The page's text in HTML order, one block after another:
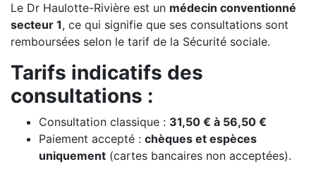
Le Dr Haulotte-Rivière est un médecin conventionné
secteur 1, ce qui signifie que ses consultations sont
remboursées selon le tarif de la Sécurité sociale.
Tarifs indicatifs des
consultations :
Consultation classique : 31,50 € à 56,50 €
Paiement accepté : chèques et espèces
uniquement (cartes bancaires non acceptées).